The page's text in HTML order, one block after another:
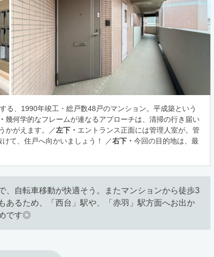
る、1990年竣工・総戸数48戸のマンション。平成築という
幾何学的なフレームが連なるアプローチは、清掃の行き届い
かがえます。／左下・ エントランス正面には管理人室が。管
て、住戸へ向かいましょう！ ／右下・ 今回の目的地は、最
、自転車移動が快適そう。またマンションから徒歩3
あるため、「西台」駅や、「赤羽」駅方面へお出か
です◎